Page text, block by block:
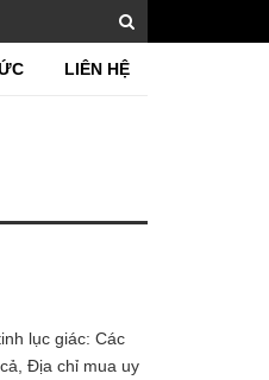
LIÊN HỆ
lục giác: Các
Địa chỉ mua uy